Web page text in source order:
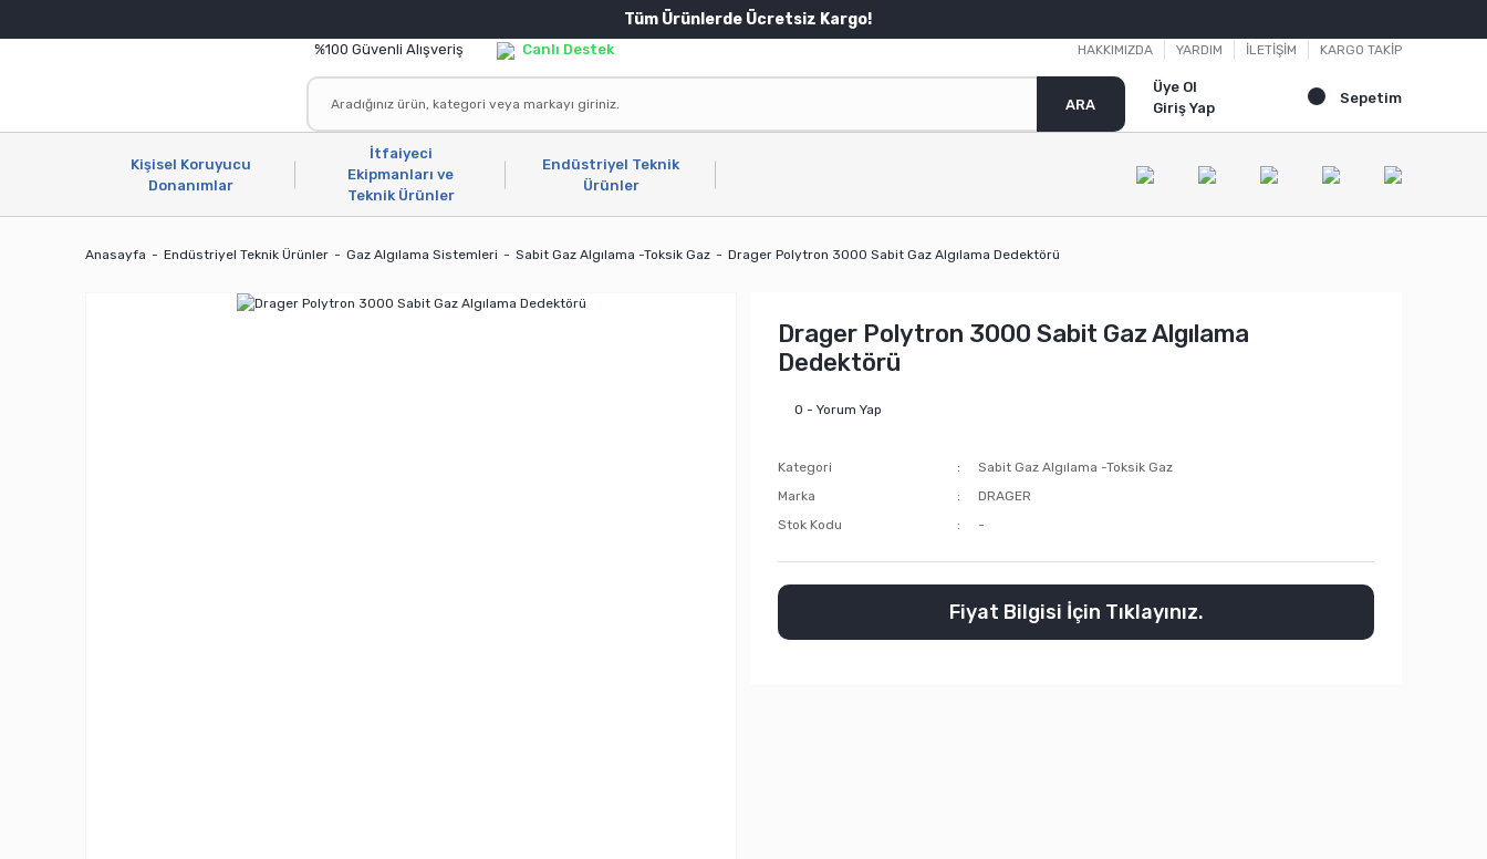
Tüm Ürünlerde Ücretsiz Kargo!
%100 Güvenli Alışveriş Canlı Destek HAKKIMIZDA YARDIM İLETİŞİM KARGO TAKİP
ARA
Üye Ol
Giriş Yap
Sepetim
Kişisel Koruyucu
Donanımlar
İtfaiyeci
Ekipmanları ve
Teknik Ürünler
Endüstriyel Teknik
Ürünler
Anasayfa Endüstriyel Teknik Ürünler Gaz Algılama Sistemleri Sabit Gaz Algılama -Toksik Gaz Drager Polytron 3000 Sabit Gaz Algılama Dedektörü
Drager Polytron 3000 Sabit Gaz Algılama
Dedektörü
0 - Yorum Yap
Kategori
Sabit Gaz Algılama -Toksik Gaz
Marka
DRAGER
Stok Kodu
-
Fiyat Bilgisi İçin Tıklayınız.